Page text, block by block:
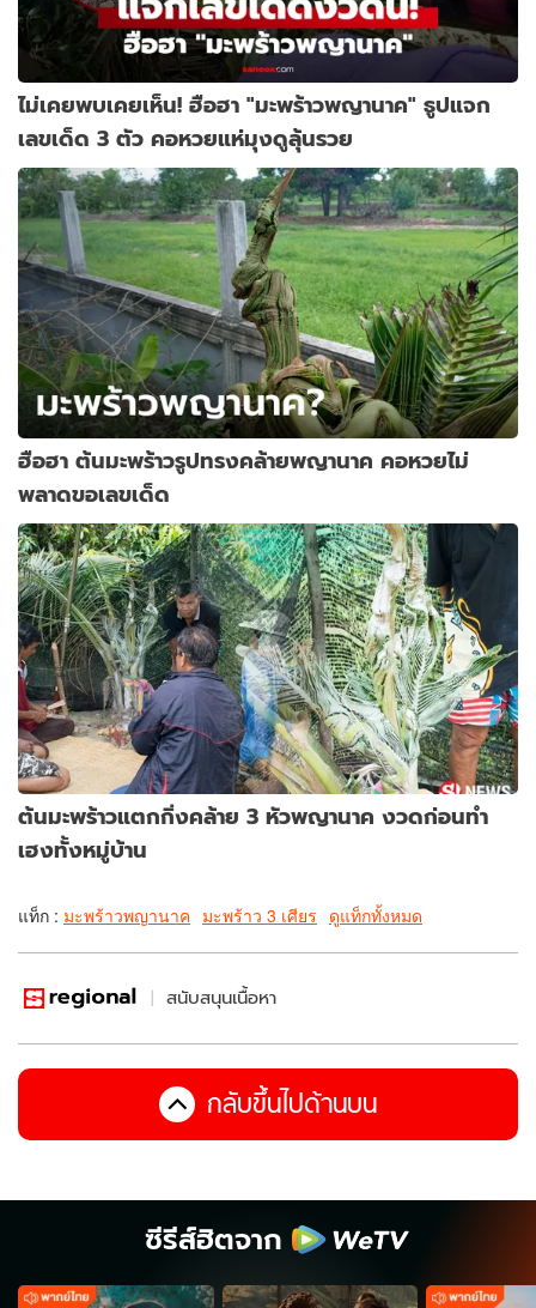
ไม่เคยพบเคยเห็น! ฮือฮา "มะพร้าวพญานาค" ธูปแจก
เลขเด็ด 3 ตัว คอหวยแห่มุงดูลุ้นรวย
ฮือฮา ต้นมะพร้าวรูปทรงคล้ายพญานาค คอหวยไม่
พลาดขอเลขเด็ด
ต้นมะพร้าวแตกกิ่งคล้าย 3 หัวพญานาค งวดก่อนทำ
เฮงทั้งหมู่บ้าน
แท็ก : มะพร้าวพญานาค มะพร้าว 3 เศียร ดูแท็กทั้งหมด
สนับสนุนเนื้อหา
กลับขึ้นไปด้านบน
ซีรีส์ฮิตจาก